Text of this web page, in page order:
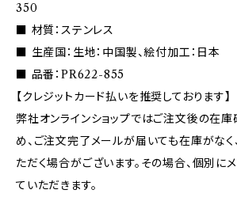
350
■ 材質：ステンレス
■ 生産国：生地：中国製、絵付加工：日本
■ 品番：PR622-855
【クレジットカード払いを推奨しております】
弊社オンラインショップではご注文後の在
め、ご注文完了メールが届いても在庫がなく
ただく場合がございます。その場合、個別に
ていただきます。